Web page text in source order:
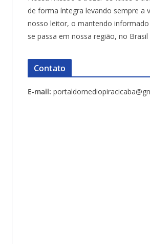
de forma íntegra levando sempre a
nosso leitor, o mantendo
se passa em nossa região, no
Contato
E-mail: